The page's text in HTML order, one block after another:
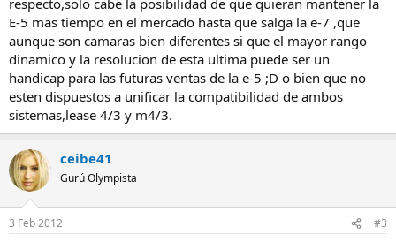
E-5 mas tiempo en el mercado hasta que salga la e-7 ,que
aunque son camaras bien diferentes si que el mayor rango
dinamico y la resolucion de esta ultima puede ser un
handicap para las futuras ventas de la e-5 ;D o bien que no
esten dispuestos a unificar la compatibilidad de ambos
sistemas,lease 4/3 y m4/3.
ceibe41
Gurú Olympista
3 Feb 2012 #3